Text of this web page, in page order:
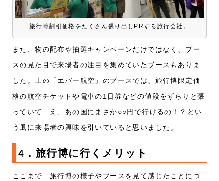
旅行博割引価格をたくさん張り出しPRする旅行会社。
また、物の配布や抽選キャンペーンだけではなく、ブー
スの見た目で来場者の注目を集めていたブースもありま
した。上の「エバー航空」のブースでは、旅行博限定価
格の航空チケットや電車の1日券などの値段をずらりと張
っていて、え、あの国にまさか○○円で行けるの！？とい
う風に来場者の興味を引いていると思いました。
4．旅行博に行くメリット
ここまで、旅行博の様子やブースを見て感じたことにつ